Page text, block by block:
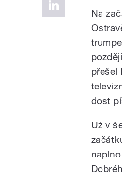
Na
přešel
dost
Už v